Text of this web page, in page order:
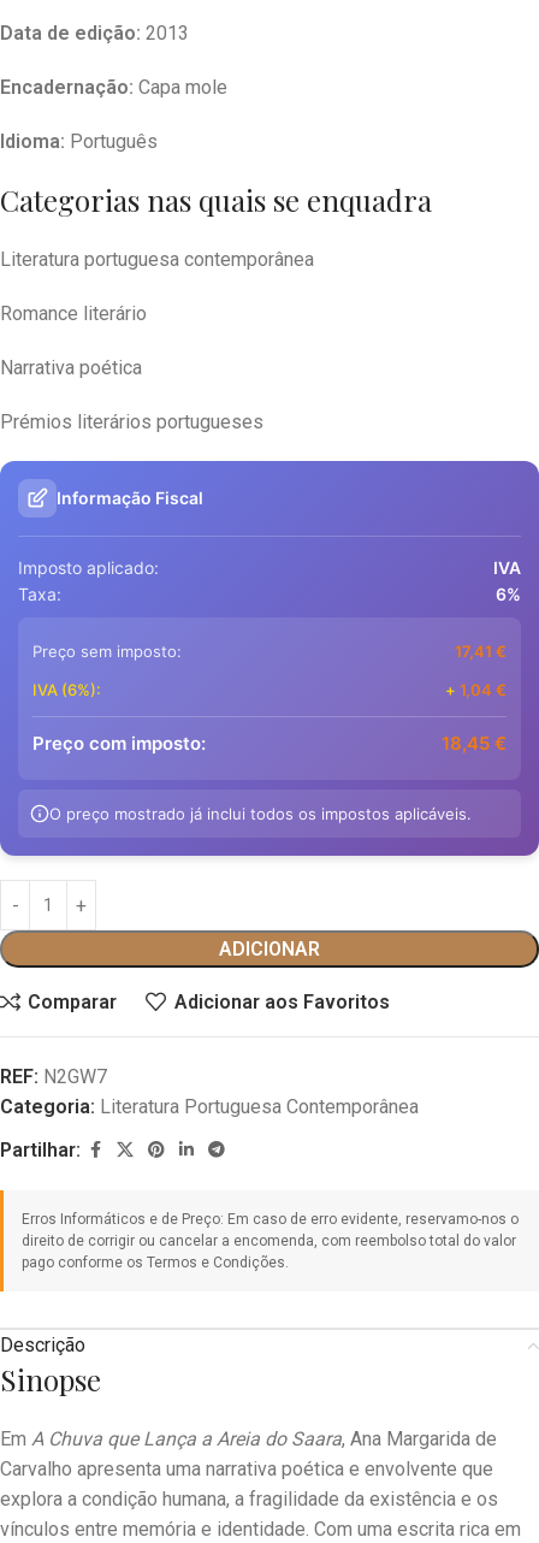
Data de edição: 2013
Encadernação: Capa mole
Idioma: Português
Categorias nas quais se enquadra
Literatura portuguesa contemporânea
Romance literário
Narrativa poética
Prémios literários portugueses
Informação Fiscal
Imposto aplicado:
IVA
Taxa:
6%
Preço sem imposto: 17,41 €
IVA (6%):
+ 1,04 €
Preço com imposto: 18,45 €
O preço mostrado já inclui todos os impostos aplicáveis.
ADICIONAR
Comparar Adicionar aos Favoritos
REF: N2GW7
Categoria: Literatura Portuguesa Contemporânea
Partilhar:
Descrição
Sinopse
Em A Chuva que Lança a Areia do Saara, Ana Margarida de
Carvalho apresenta uma narrativa poética e envolvente que
explora a condição humana, a fragilidade da existência e os
vínculos entre memória e identidade. Com uma escrita rica em